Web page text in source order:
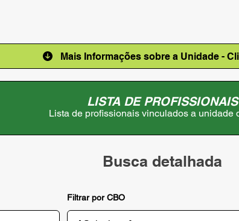
Mais Informações sobre a Unidade -
LISTA DE PROFISSIONAIS
Lista de profissionais vinculados a unidade
Busca detalhada
Filtrar por CBO